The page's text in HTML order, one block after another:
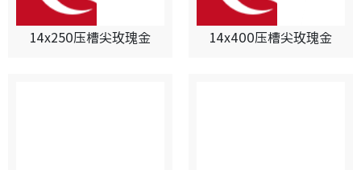
14x250压槽尖玫瑰金 14x400压槽尖玫瑰金